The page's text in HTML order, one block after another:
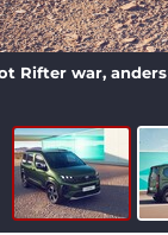
Rifter war,